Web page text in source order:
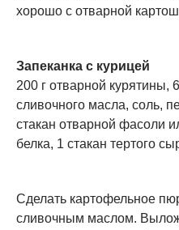
хорошо с отварной
Запеканка с курицей
200 г отварной курятины,
сливочного масла, соль,
стакан отварной фасоли
белка, 1 стакан тертого
Сделать картофельное
сливочным маслом.